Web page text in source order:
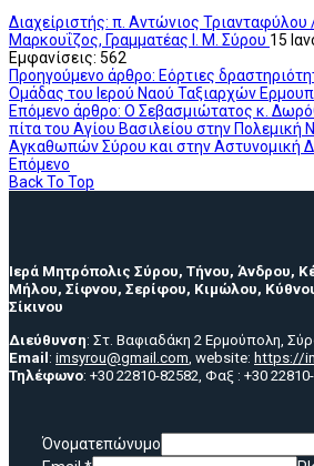
Διαχείριστής: π. Αντώνιος Τριανταφύλου
Μαρκουΐζος, Γραμματέας Ι. Μ. Σύρου 15
Εμφανίσεις: 562
Προηγούμενο άρθρο: Εόρτιες
Ομάδας του Ιερού Ναού Ταξιαρχών
Επόμενο άρθρο: Ο Σεβασμιώτατος κ.
πίτα του Αγίου Βασιλείου στην Πολεμική
Αγκαθωπών Σύρου και στην Αστυνομική
Επόμενο
Back To Top
Ιερά Μητρόπολις Σύρου, Τήνου, Άνδρου,
Μήλου, Σίφνου, Σερίφου, Κιμώλου,
Σίκινου
Διεύθυνση: Στ. Βαφιαδάκη 2 Ερμούπολη,
Email : imsyrou@gmail.com, website: https://
Τηλέφωνο: +30 22810-82582, Φαξ : +30
Όνοματεπώνυμο